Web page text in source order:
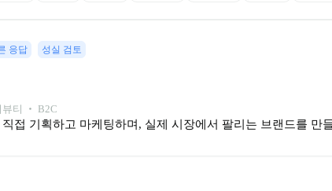
응답 성실 검토
티 ‧ B2C
접 기획하고 마케팅하며, 실제 시장에서 팔리는 브랜드를 만